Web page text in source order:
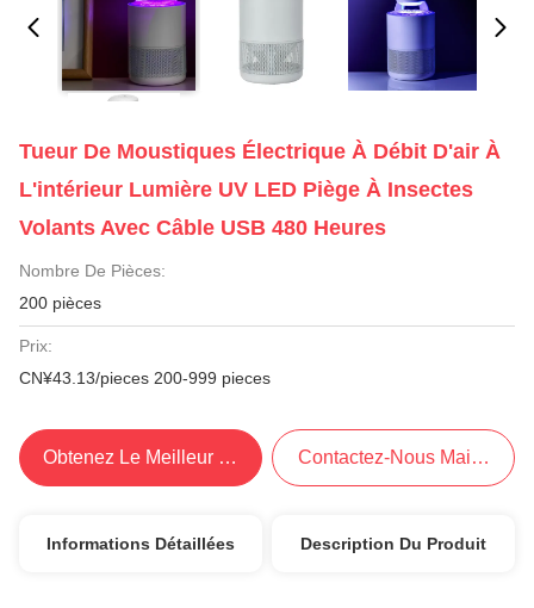
Tueur De Moustiques Électrique À Débit D'air À
L'intérieur Lumière UV LED Piège À Insectes
Volants Avec Câble USB 480 Heures
Nombre De Pièces:
200 pièces
Prix:
CN¥43.13/pieces 200-999 pieces
Obtenez Le Meilleur Prix Contactez-Nous Maintenant
Informations Détaillées Description Du Produit